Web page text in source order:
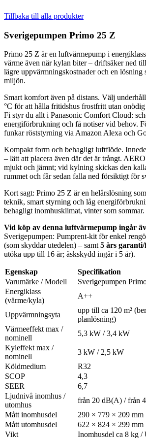
Tillbaka till alla produkter
Sverigepumpen Primo 25 Z
Primo 25 Z är en luftvärmepump i
värme även när kylan biter – driftsäker ned
lägre uppvärmningskostnader och en lösning
miljön.
Smart komfort även på distans. Välj
°C för att hålla fritidshus frostfritt utan
Fi styr du allt i Panasonic Comfort Cloud:
energiförbrukning och få notiser vid behov.
funkar röststyrning via Amazon Alexa och
Kompakt form och behagligt luftflöde.
– lätt att placera även där det är trångt.
mjukt och jämnt; vid kylning skickas den
rummet och får sedan falla ned försiktigt för
Kort sagt: Primo 25 Z är en helårslösning
teknik, smart styrning och låg
behagligt inomhusklimat, vinter som sommar.
Vid köp av denna luftvärmepump ingår
Sverigepumpen: Pumprent-kit för enkel
(som skyddar utedelen) – samt 5 års
utöka upp till 16 år; åsk­skydd ingår i 5 år).
Egenskap
Specifikation
Varumärke / Modell
Sverigepumpen
Energiklass
(värme/kyla)
A++
Uppvärmningsyta
upp till ca 120 m²
planlösning)
Värmeeffekt max /
nominell
5,3 kW / 3,4 kW
Kyleffekt max /
nominell
3 kW / 2,5 kW
Köldmedium
R32
SCOP
4,3
SEER
6,7
Ljudnivå inomhus /
utomhus
från 20 dB(A) / från
Mått inomhusdel
290 × 779 × 209 mm
Mått utomhusdel
622 × 824 × 299 mm
Vikt
Inomhusdel ca 8 kg /